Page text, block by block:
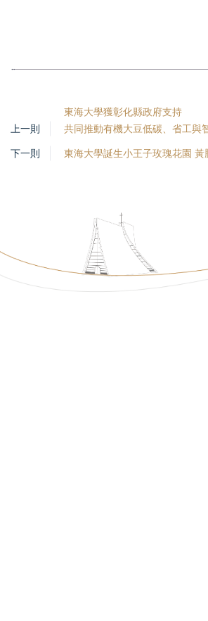
上一則
東海大學獲彰化縣政府支持
共同推動有機大豆低碳、省工與
下一則 東海大學誕生小王子玫瑰花園